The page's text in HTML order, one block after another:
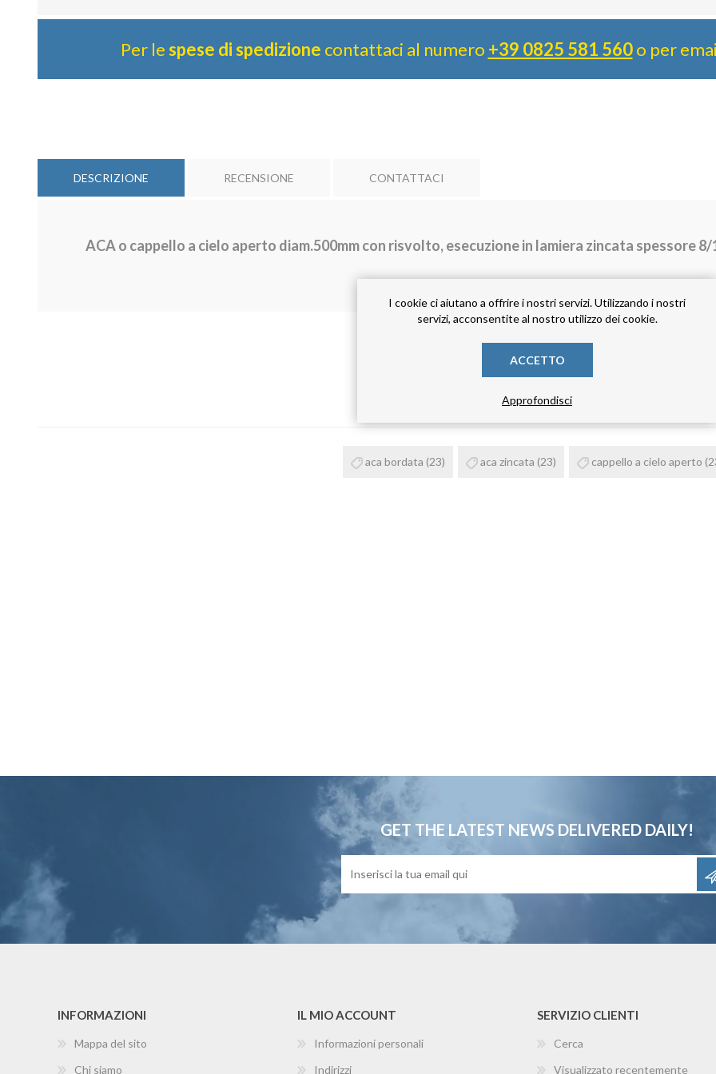
Per lespese di spedizione contattaci al numero +39 0825 581 560o per
DESCRIZIONE RECENSIONE CONTATTACI
ACA o cappello a cielo aperto diam.500mm con risvolto, esecuzione in lamiera zincata spessore 8/
TAG DEL PRODOTTO
aca bordata (23) aca zincata (23) cappello a cielo aperto
GET THE LATEST NEWS DELIVERED DAILY!
INFORMAZIONI
Mappa del sito
Chi siamo
IL MIO ACCOUNT
Informazioni personali
Indirizzi
SERVIZIO CLIENTI
Cerca
Visualizzato recentemente
I cookie ci aiutano a offrire i nostri servizi. Utilizzando i nostri
servizi, acconsentite al nostro utilizzo dei cookie.
ACCETTO
Approfondisci